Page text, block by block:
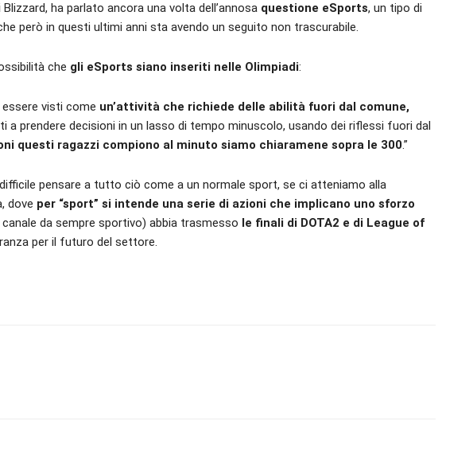
ha parlato ancora una volta dell’annosa questione eSports, un tipo di
però in questi ultimi anni sta avendo un seguito non trascurabile.
che gli eSports siano inseriti nelle Olimpiadi:
essere visti come un’attività che richiede delle abilità fuori dal comune,
a prendere decisioni in un lasso di tempo minuscolo, usando dei riflessi fuori dal
questi ragazzi compiono al minuto siamo chiaramene sopra le 300.”
pensare a tutto ciò come a un normale sport, se ci atteniamo alla
dove per “sport” si intende una serie di azioni che implicano uno sforzo
da sempre sportivo) abbia trasmesso le finali di DOTA2 e di League of
per il futuro del settore.